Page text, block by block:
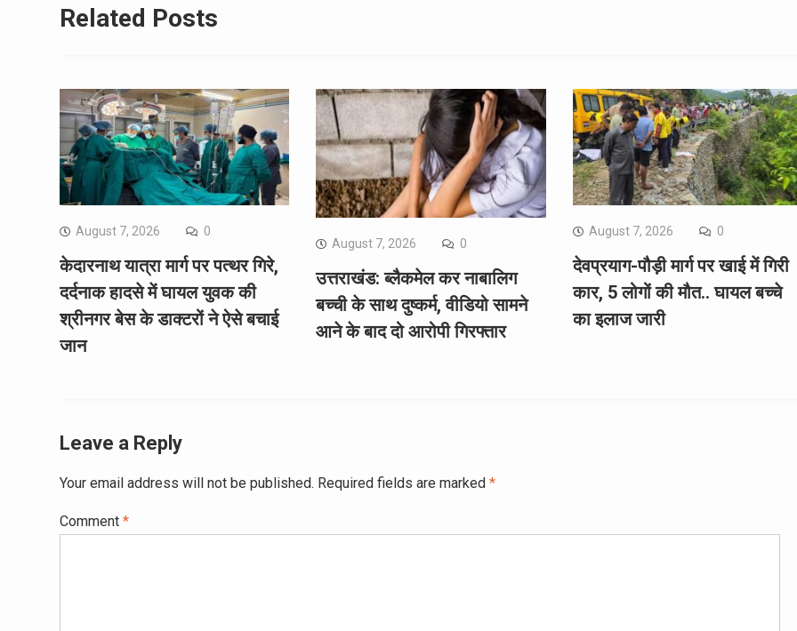
Related Posts
August 7, 2026 0
केदारनाथ यात्रा मार्ग पर पत्थर गिरे,
दर्दनाक हादसे में घायल युवक की
श्रीनगर बेस के डाक्टरों ने ऐसे बचाई
जान
August 7, 2026 0
उत्तराखंड: ब्लैकमेल कर नाबालिग
बच्ची के साथ दुष्कर्म, वीडियो सामने
आने के बाद दो आरोपी गिरफ्तार
August 7, 2026 0
देवप्रयाग-पौड़ी मार्ग पर खाई में गिरी
कार, 5 लोगों की मौत.. घायल बच्चे
का इलाज जारी
Leave a Reply
Your email address will not be published. Required fields are marked *
Comment *